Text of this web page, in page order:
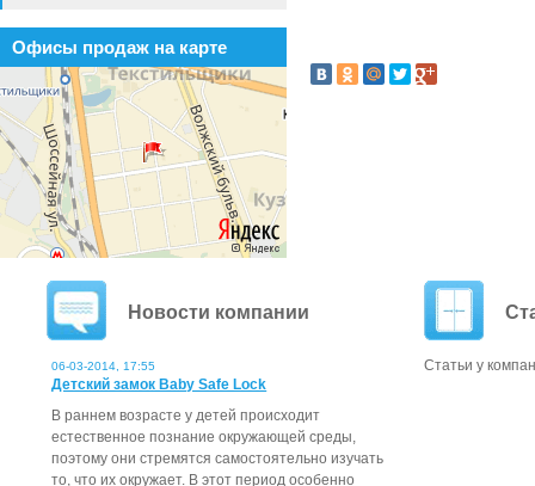
Офисы продаж на карте
Новости компании
06-03-2014, 17:55
Детский замок Baby Safe Lock
В раннем возрасте у детей происходит
естественное познание окружающей среды,
поэтому они стремятся самостоятельно изучать
то, что их окружает. В этот период особенно
Статьи у